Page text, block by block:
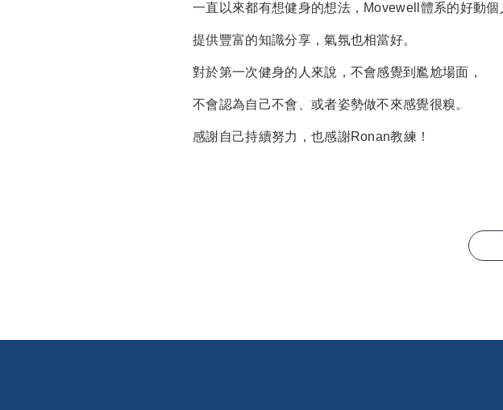
一直以來都有想健身的想法，Movewell體系的好動個
提供豐富的知識分享，氣氛也相當好。
對於第一次健身的人來說，不會感覺到尷尬場面，
不會認為自己不會、或者姿勢做不來感覺很糗。
感謝自己持續努力，也感謝Ronan教練！